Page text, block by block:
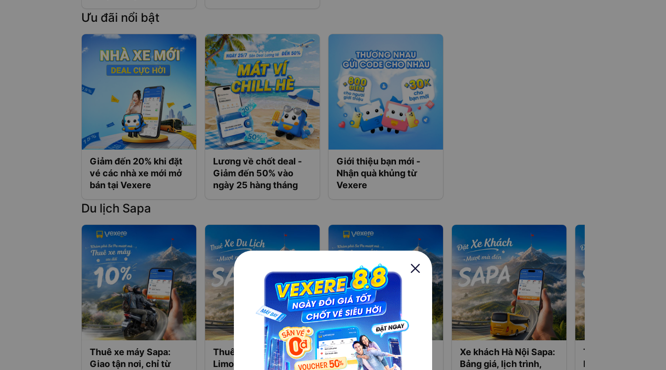
Ưu đãi nổi bật
Giảm đến 20% khi đặt
vé các nhà xe mới mở
bán tại Vexere
Lương về chốt deal -
Giảm đến 50% vào
ngày 25 hàng tháng
Giới thiệu bạn mới -
Nhận quà khủng từ
Vexere
Du lịch Sapa
Thuê xe máy Sapa:
Giao tận nơi, chỉ từ
Thuê xe Hà Nội - Sapa:
Limousine, xe 4-7-16
Giảm thêm 10% khi
thuê xe máy Sapa tại
Xe khách Hà Nội Sapa:
Bảng giá, lịch trình,
Tàu hoả Hà Nội -
Lịch tàu chạy, giá